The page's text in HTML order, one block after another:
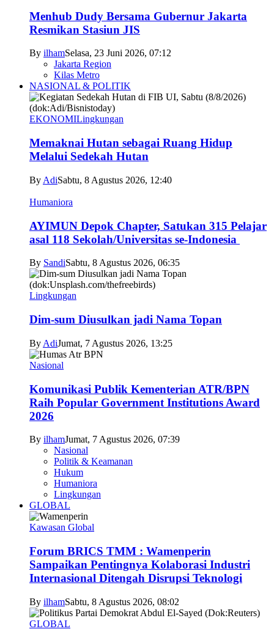
Menhub Dudy Bersama Gubernur Jakarta
Resmikan Stasiun JIS
By ilhamSelasa, 23 Juni 2026, 07:12
Jakarta Region
Kilas Metro
NASIONAL & POLITIK
EKONOMILingkungan
Memaknai Hutan sebagai Ruang Hidup
Melalui Sedekah Hutan
By AdiSabtu, 8 Agustus 2026, 12:40
Humaniora
AYIMUN Depok Chapter, Satukan 315 Pelajar
asal 118 Sekolah/Universitas se-Indonesia
By SandiSabtu, 8 Agustus 2026, 06:35
Lingkungan
Dim-sum Diusulkan jadi Nama Topan
By AdiJumat, 7 Agustus 2026, 13:25
Nasional
Komunikasi Publik Kementerian ATR/BPN
Raih Popular Government Institutions Award
2026
By ilhamJumat, 7 Agustus 2026, 07:39
Nasional
Politik & Keamanan
Hukum
Humaniora
Lingkungan
GLOBAL
Kawasan Global
Forum BRICS TMM : Wamenperin
Sampaikan Pentingnya Kolaborasi Industri
Internasional Ditengah Disrupsi Teknologi
By ilhamSabtu, 8 Agustus 2026, 08:02
GLOBAL